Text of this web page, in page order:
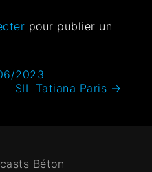
pour publier un
2023
SIL Tatiana Paris →
Béton